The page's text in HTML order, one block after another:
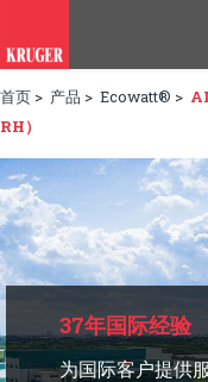
产品
应用领域
工具与资源
新闻媒体
为什么选择科禄格
首页 > 产品 > Ecowatt® >
RH）
37年国际经验
为国际客户提供